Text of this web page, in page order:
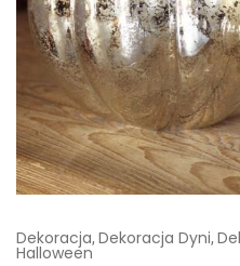
Dekoracja, Dekoracja Dyni,
Halloween